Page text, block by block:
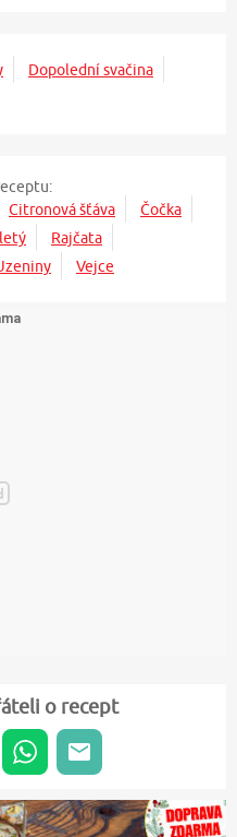
Dopolední svačina
Citronová šťáva
Čočka
Rajčata
Vejce
o recept